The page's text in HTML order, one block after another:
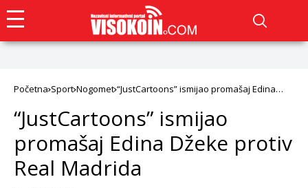
Početna Sport Nogomet “JustCartoons” ismijao promašaj Edina
“JustCartoons” ismijao
promašaj Edina Džeke protiv
Real Madrida